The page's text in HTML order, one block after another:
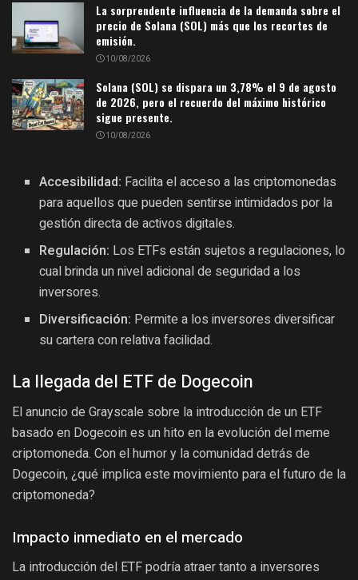
La sorprendente influencia de la demanda sobre el
precio de Solana (SOL) más que los recortes de
emisión.
10/08/2026
Solana (SOL) se dispara un 3,78% el 9 de agosto
de 2026, pero el recuerdo del máximo histórico
sigue presente.
10/08/2026
Accesibilidad: Facilita el acceso a las criptomonedas
para aquellos que pueden sentirse intimidados por la
gestión directa de activos digitales.
Regulación: Los ETFs están sujetos a regulaciones, lo
cual brinda un nivel adicional de seguridad a los
inversores.
Diversificación: Permite a los inversores diversificar
su cartera con relativa facilidad.
La llegada del ETF de Dogecoin
El anuncio de Grayscale sobre la introducción de un ETF
basado en Dogecoin es un hito en la evolución del meme
criptomoneda. Con el humor y la comunidad detrás de
Dogecoin, ¿qué implica este movimiento para el futuro de la
criptomoneda?
Impacto inmediato en el mercado
La introducción del ETF podría atraer tanto a inversores